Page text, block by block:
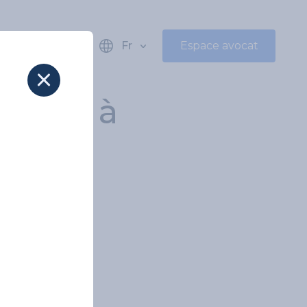
Fr Espace avocat
à